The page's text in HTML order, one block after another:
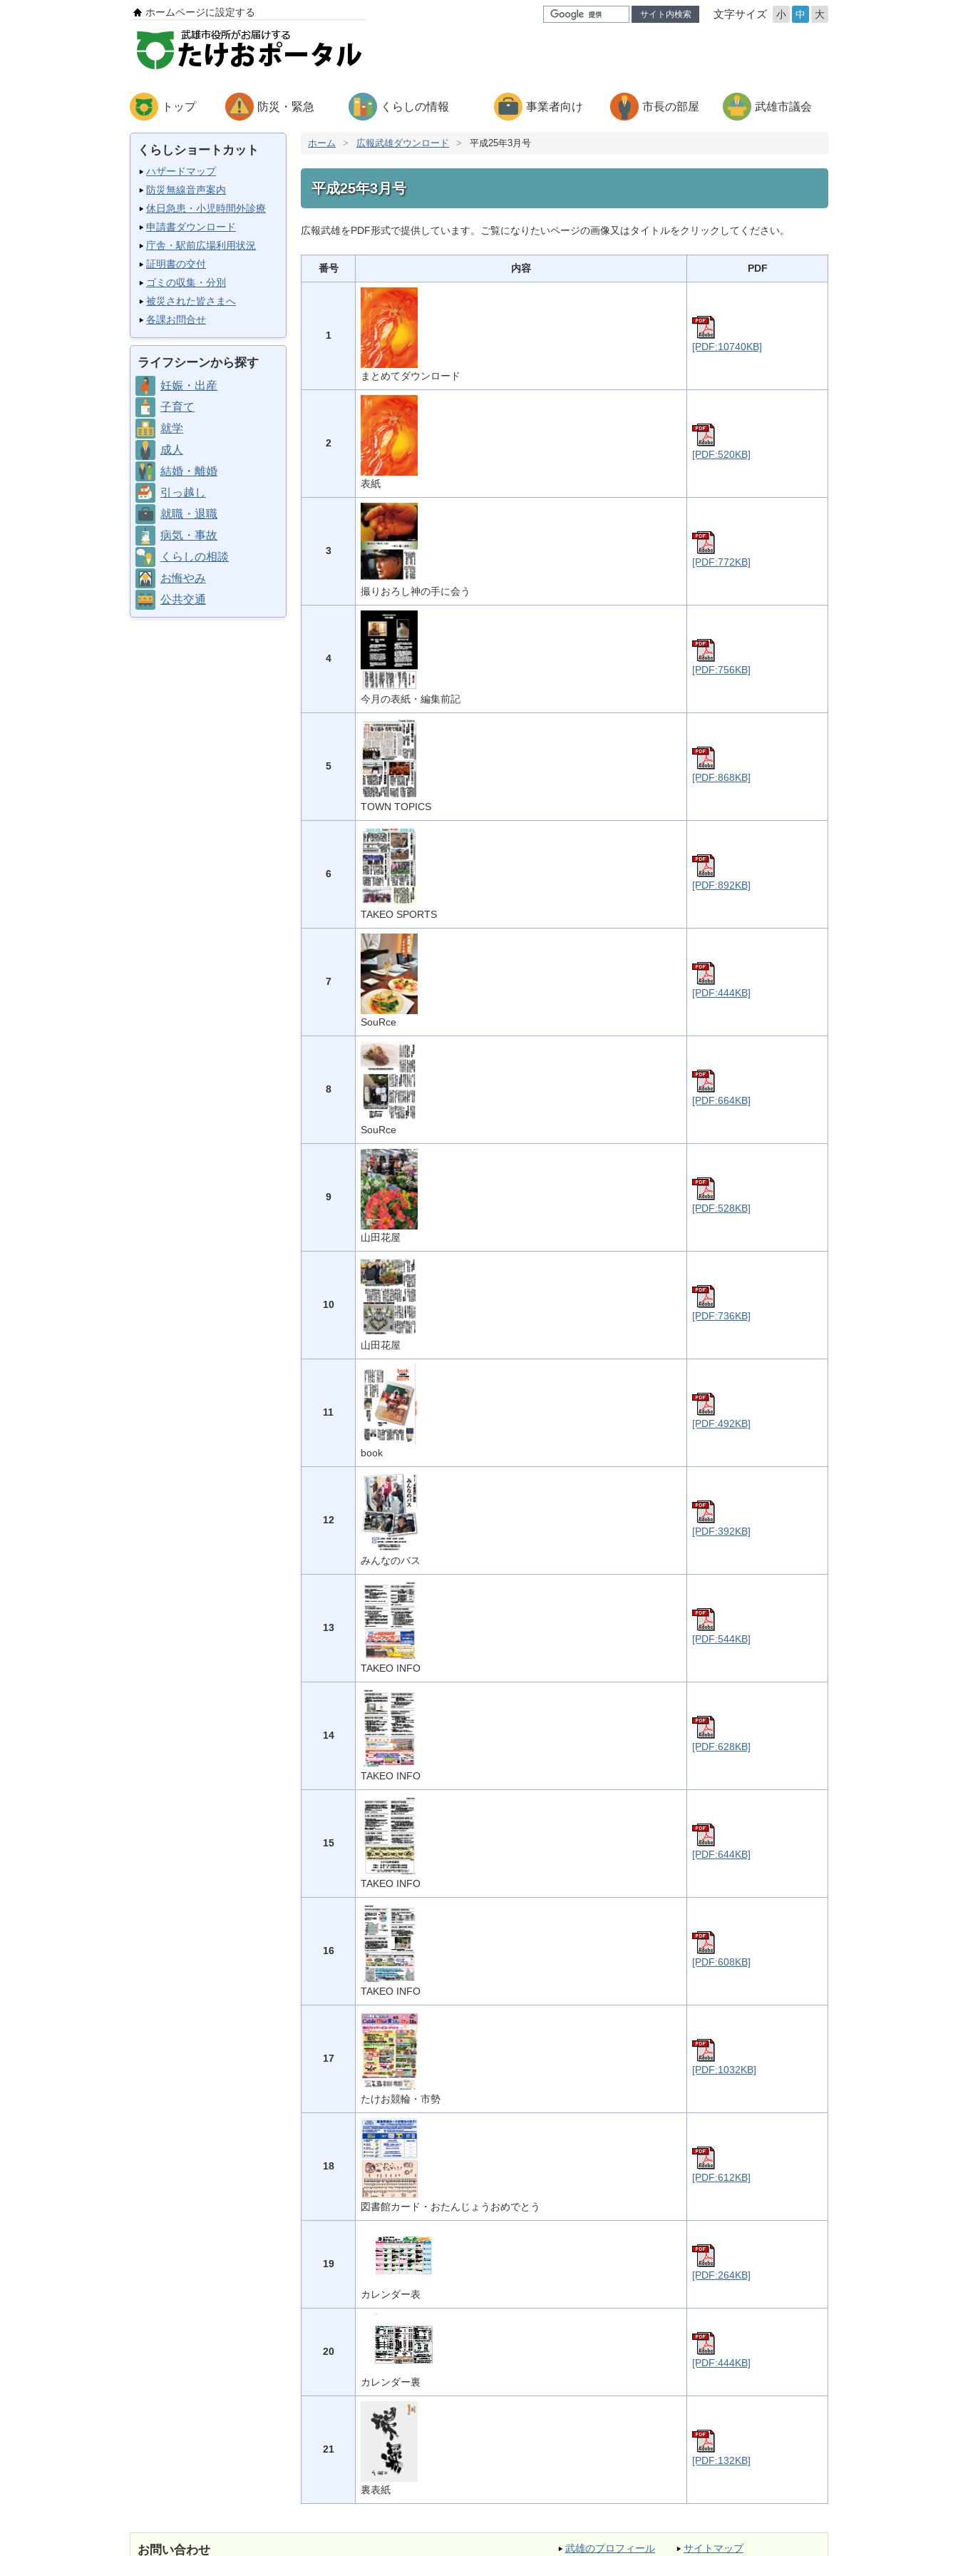
サイト内検索 文字サイズ 小 中 大
ホームページに設定する
トップ 防災・緊急 くらしの情報 事業者向け 市長の部屋 武雄市議会
くらしショートカット
ハザードマップ
防災無線音声案内
休日急患・小児時間外診療
申請書ダウンロード
庁舎・駅前広場利用状況
証明書の交付
ゴミの収集・分別
被災された皆さまへ
各課お問合せ
ライフシーンから探す
妊娠・出産
子育て
就学
成人
結婚・離婚
引っ越し
就職・退職
病気・事故
くらしの相談
お悔やみ
公共交通
ホーム > 広報武雄ダウンロード > 平成25年3月号
平成25年3月号
広報武雄をPDF形式で提供しています。ご覧になりたいページの画像又はタイトルをクリックしてください。
番号 内容 PDF
1
まとめてダウンロード
[PDF:10740KB]
2
表紙
[PDF:520KB]
3
撮りおろし神の手に会う
[PDF:772KB]
4
今月の表紙・編集前記
[PDF:756KB]
5
TOWN TOPICS
[PDF:868KB]
6
TAKEO SPORTS
[PDF:892KB]
7
SouRce
[PDF:444KB]
8
SouRce
[PDF:664KB]
9
山田花屋
[PDF:528KB]
10
山田花屋
[PDF:736KB]
11
book
[PDF:492KB]
12
みんなのバス
[PDF:392KB]
13
TAKEO INFO
[PDF:544KB]
14
TAKEO INFO
[PDF:628KB]
15
TAKEO INFO
[PDF:644KB]
16
TAKEO INFO
[PDF:608KB]
17
たけお競輪・市勢
[PDF:1032KB]
18
図書館カード・おたんじょうおめでとう
[PDF:612KB]
19
カレンダー表
[PDF:264KB]
20
カレンダー裏
[PDF:444KB]
21
裏表紙
[PDF:132KB]
お問い合わせ 武雄のプロフィール サイトマップ